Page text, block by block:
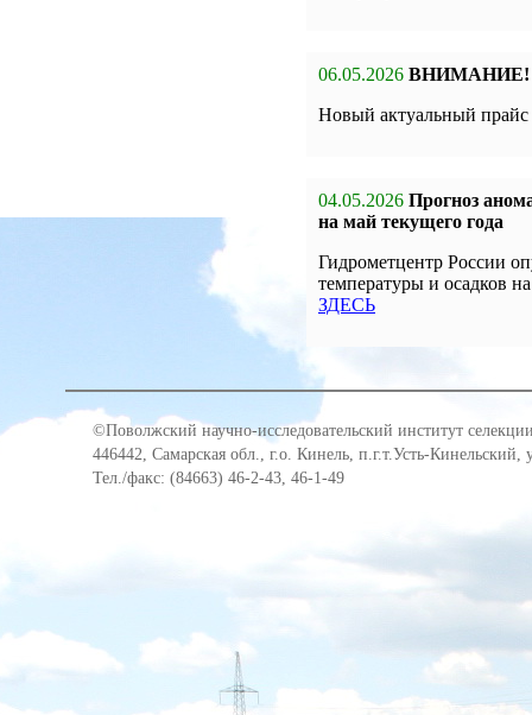
06.05.2026
Новый актуальный прайс
04.05.2026 Прогноз
на май текущего года
Гидрометцентр России
температуры и осадков
ЗДЕСЬ
©Поволжский научно-исследовательский институт
446442, Самарская обл., г.о. Кинель, п.г.т.Усть-Кинельский,
Тел./факс: (84663) 46-2-43, 46-1-49